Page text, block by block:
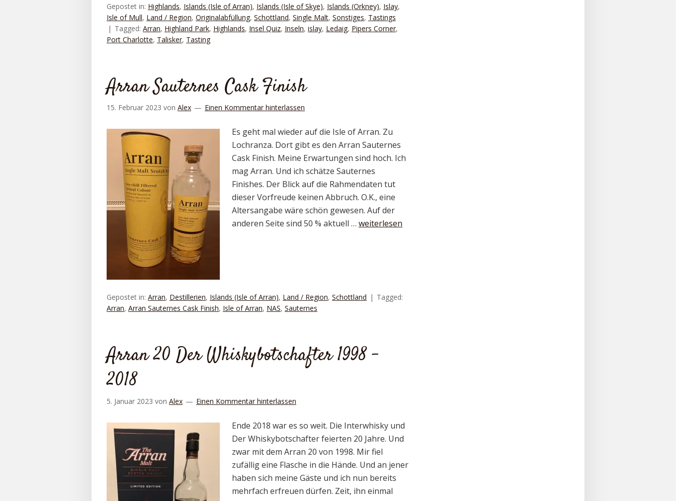
Gepostet in: Highlands, Islands (Isle of Arran), Islands (Isle of Skye), Islands (Orkney), Islay,
Isle of Mull, Land / Region, Originalabfüllung, Schottland, Single Malt, Sonstiges, Tastings
Tagged: Arran, Highland Park, Highlands, Insel Quiz, Inseln, islay, Ledaig, Pipers Corner,
Port Charlotte, Talisker, Tasting
Arran Sauternes Cask Finish
15. Februar 2023 von Alex Einen Kommentar hinterlassen
Es geht mal wieder auf die Isle of Arran. Zu
Lochranza. Dort gibt es den Arran Sauternes
Cask Finish. Meine Erwartungen sind hoch. Ich
mag Arran. Und ich schätze Sauternes
Finishes. Der Blick auf die Rahmendaten tut
dieser Vorfreude keinen Abbruch. O.K., eine
Altersangabe wäre schön gewesen. Auf der
anderen Seite sind 50 % aktuell … weiterlesen
Gepostet in: Arran, Destillerien, Islands (Isle of Arran), Land / Region, Schottland
Tagged:
Arran, Arran Sauternes Cask Finish, Isle of Arran, NAS, Sauternes
Arran 20 Der Whiskybotschafter 1998 –
2018
5. Januar 2023 von Alex Einen Kommentar hinterlassen
Ende 2018 war es so weit. Die Interwhisky und
Der Whiskybotschafter feierten 20 Jahre. Und
zwar mit dem Arran 20 von 1998. Mir fiel
zufällig eine Flasche in die Hände. Und an jener
haben sich meine Gäste und ich nun bereits
mehrfach erfreuen dürfen. Zeit, ihn einmal